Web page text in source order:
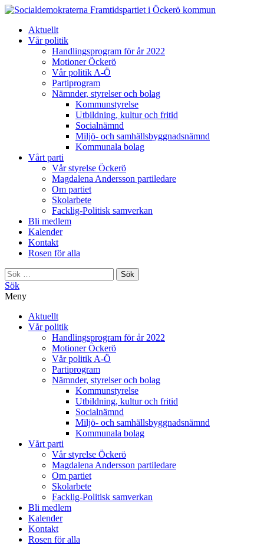
Framtidspartiet i Öckerö kommun
Aktuellt
Vår politik
Handlingsprogram för år 2022
Motioner Öckerö
Vår politik A-Ö
Partiprogram
Nämnder, styrelser och bolag
Kommunstyrelse
Utbildning, kultur och fritid
Socialnämnd
Miljö- och samhällsbyggnadsnämnd
Kommunala bolag
Vårt parti
Vår styrelse Öckerö
Magdalena Andersson partiledare
Om partiet
Skolarbete
Facklig-Politisk samverkan
Bli medlem
Kalender
Kontakt
Rosen för alla
Sök
efter:
Sök
Meny
Aktuellt
Vår politik
Handlingsprogram för år 2022
Motioner Öckerö
Vår politik A-Ö
Partiprogram
Nämnder, styrelser och bolag
Kommunstyrelse
Utbildning, kultur och fritid
Socialnämnd
Miljö- och samhällsbyggnadsnämnd
Kommunala bolag
Vårt parti
Vår styrelse Öckerö
Magdalena Andersson partiledare
Om partiet
Skolarbete
Facklig-Politisk samverkan
Bli medlem
Kalender
Kontakt
Rosen för alla